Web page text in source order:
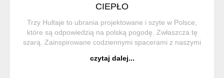
CIEPŁO
Trzy Hultaje to ubrania projektowane i szyte w Polsce,
które są odpowiedzią na polską pogodę. Zwłaszcza tę
szarą. Zainspirowane codziennymi spacerami z naszymi
środku nocy. Produ...
czytaj dalej...